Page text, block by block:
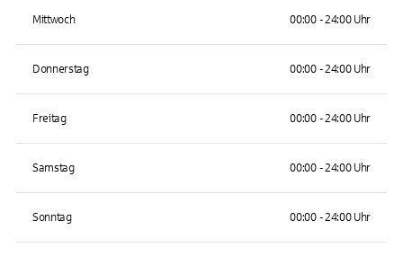
Mittwoch 00:00 - 24:00 Uhr
Donnerstag 00:00 - 24:00 Uhr
Freitag 00:00 - 24:00 Uhr
Samstag 00:00 - 24:00 Uhr
Sonntag 00:00 - 24:00 Uhr